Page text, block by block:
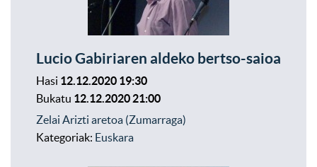
Lucio Gabiriaren aldeko bertso-saioa
Hasi 12.12.2020 19:30
Bukatu 12.12.2020 21:00
Zelai Arizti aretoa (Zumarraga)
Kategoriak: Euskara